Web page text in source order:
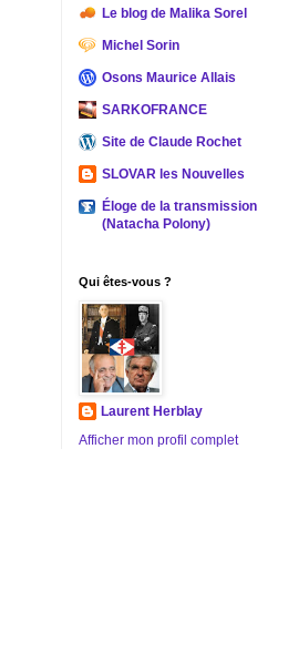
Le blog de Malika Sorel
Michel Sorin
Osons Maurice Allais
SARKOFRANCE
Site de Claude Rochet
SLOVAR les Nouvelles
Éloge de la transmission
(Natacha Polony)
Qui êtes-vous ?
Laurent Herblay
Afficher mon profil complet